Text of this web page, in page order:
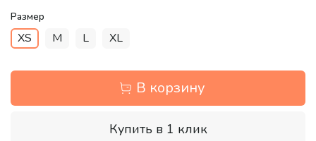
Размер
XS M L XL
В корзину
Купить в 1 клик